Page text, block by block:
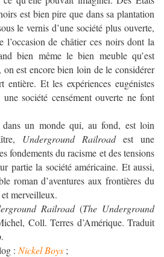
est bien pire que dans sa plantation
le vernis d’une société plus ouverte,
l’occasion de châtier ces noirs dont la
bien même le bien meuble qu’est
on est encore bien loin de le considérer
Et les expériences eugénistes
société censément ouverte ne font
un monde qui, au fond, est loin
Underground Railroadest une
fondements du racisme et des tensions
partie la société américaine. Et aussi,
roman d’aventures aux frontières du
merveilleux.
Railroad(The Underground
Coll. Terres d’Amérique. Traduit
: Nickel Boys ;